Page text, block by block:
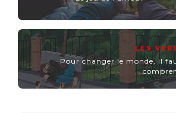
LES
Pour changer le monde, il